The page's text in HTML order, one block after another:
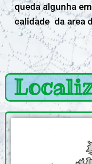
queda algunha
calidade da area